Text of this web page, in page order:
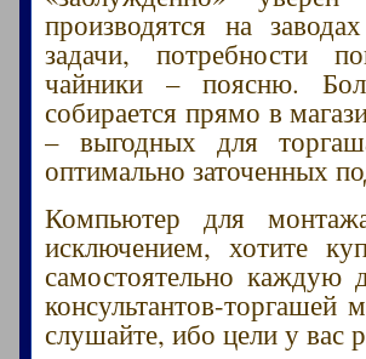
производятся на
задачи, потребности
чайники – поясню.
собирается прямо в
– выгодных для
оптимально заточенных
Компьютер для
исключением, хотите
самостоятельно каждую
консультантов-
слушайте, ибо цели у вас